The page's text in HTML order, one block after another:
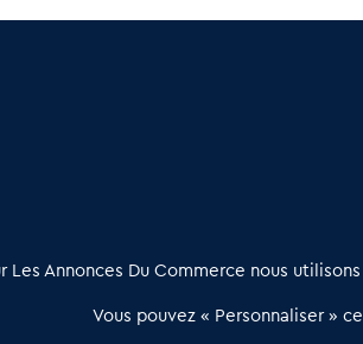
pour les acteurs de l’immobilier commercial
Les Annonces Du Commerce nous
Vous pouvez « Personnaliser »